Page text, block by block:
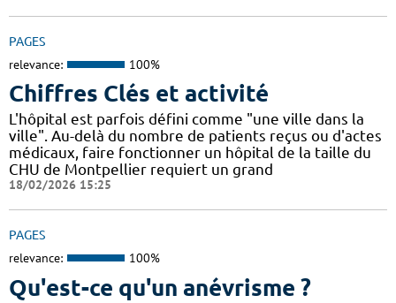
PAGES
relevance: 100%
Chiffres Clés et activité
L'hôpital est parfois défini comme "une ville dans la
ville". Au-delà du nombre de patients reçus ou d'actes
médicaux, faire fonctionner un hôpital de la taille du
CHU de Montpellier requiert un grand
18/02/2026 15:25
PAGES
relevance: 100%
Qu'est-ce qu'un anévrisme ?